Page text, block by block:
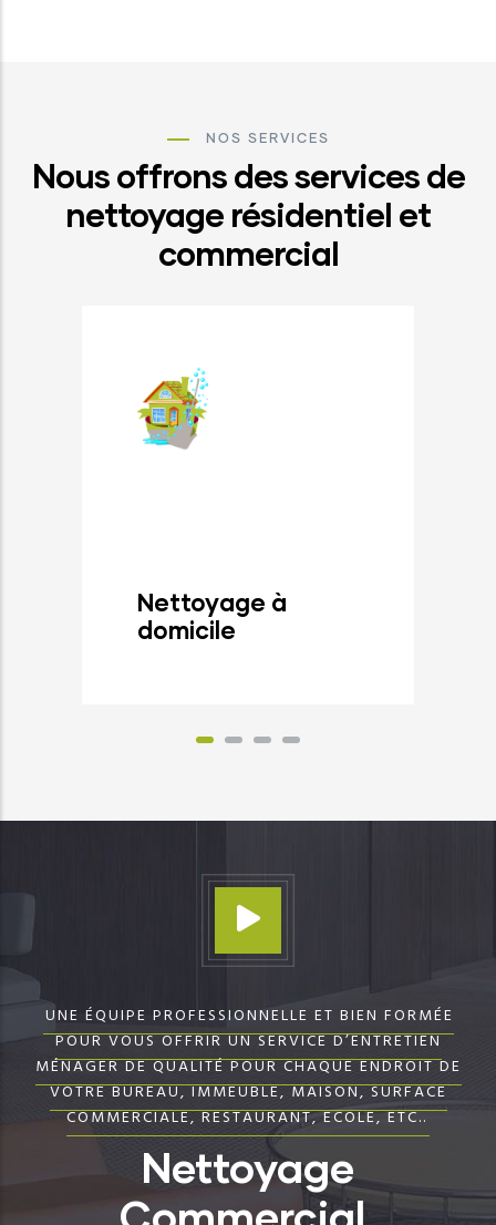
NOS SERVICES
Nous offrons des services de
nettoyage résidentiel et
commercial
Nettoyage à
domicile
UNE ÉQUIPE PROFESSIONNELLE ET BIEN FORMÉE
POUR VOUS OFFRIR UN SERVICE D’ENTRETIEN
MÉNAGER DE QUALITÉ POUR CHAQUE ENDROIT DE
VOTRE BUREAU, IMMEUBLE, MAISON, SURFACE
COMMERCIALE, RESTAURANT, ECOLE, ETC..
Nettoyage